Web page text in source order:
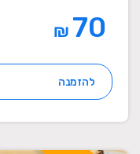
₪
להזמנה